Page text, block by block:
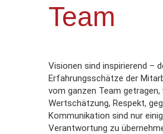
Team
Visionen sind inspirierend –
Erfahrungsschätze der
vom ganzen Team
Wertschätzung, Respekt,
Kommunikation sind nur
Verantwortung zu